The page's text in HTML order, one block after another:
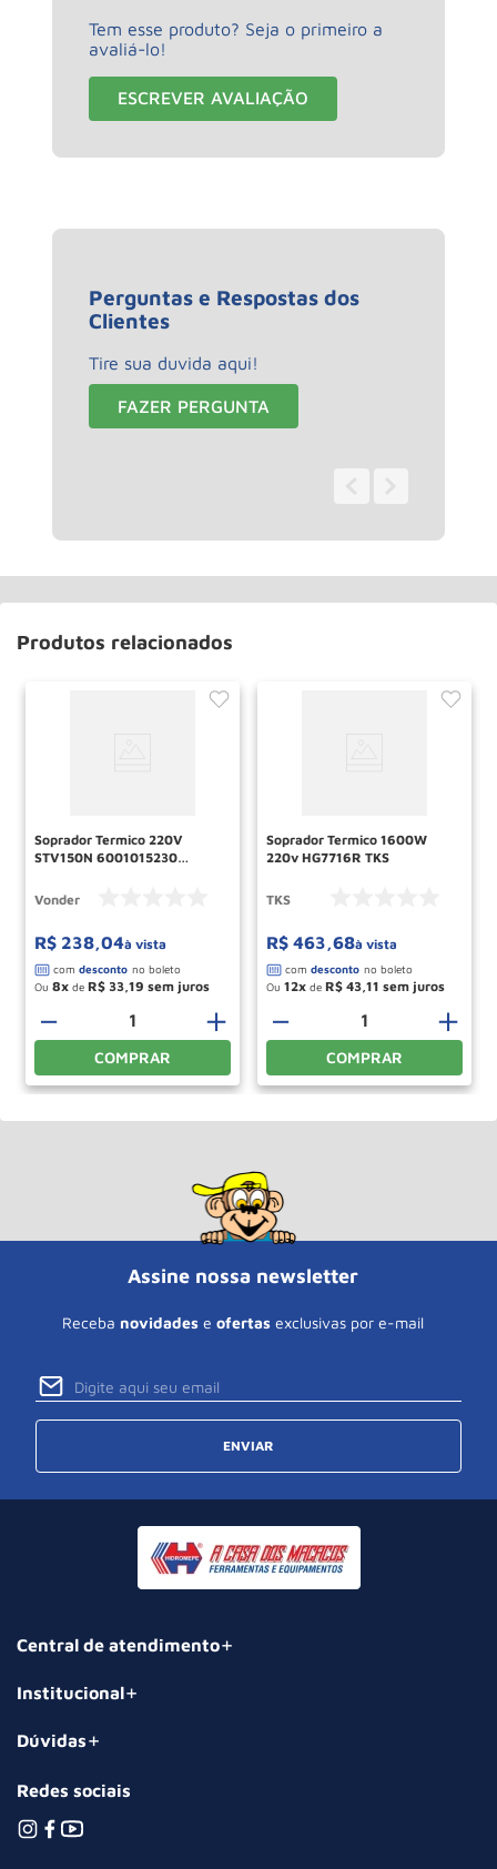
Tem esse produto? Seja o primeiro a
avaliá-lo!
ESCREVER AVALIAÇÃO
Perguntas e Respostas dos
Clientes
Tire sua duvida aqui!
FAZER PERGUNTA
Produtos relacionados
Soprador Termico 220V
STV150N 6001015230
Vonder
R$ 238,04à vista
Ou 8 de R$ 33,19
＋
－
COMPRAR
Soprador Termico 1600W
220v HG7716R TKS
TKS
R$ 463,68à vista
Ou 12 de R$ 43,11
＋
－
COMPRAR
Assine nossa newsletter
Receba novidades e ofertas exclusivas por e-mail
ENVIAR
Central de atendimento
Institucional
Dúvidas
Redes sociais